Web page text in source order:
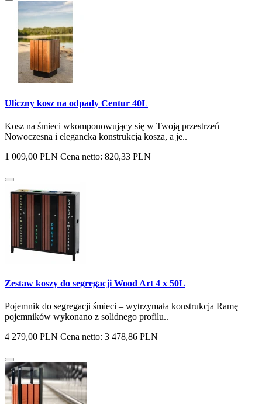
Uliczny kosz na odpady Centur 40L
Kosz na śmieci wkomponowujący się w Twoją przestrzeń
Nowoczesna i elegancka konstrukcja kosza, a je..
1 009,00 PLN Cena netto: 820,33 PLN
Zestaw koszy do segregacji Wood Art 4 x 50L
Pojemnik do segregacji śmieci – wytrzymała konstrukcja Ramę
pojemników wykonano z solidnego profilu..
4 279,00 PLN Cena netto: 3 478,86 PLN